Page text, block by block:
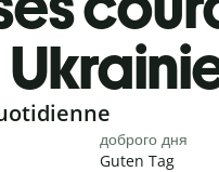
доброго дня
Guten Tag